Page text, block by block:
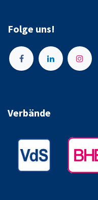
Folge uns!
Verbände